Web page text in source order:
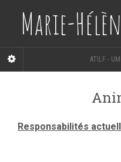
Marie-
ATILF -
Responsabilités